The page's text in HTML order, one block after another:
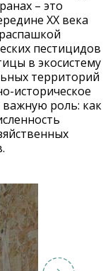
– это
XX века
пестицидов
в экосистему
территорий
историческое
важную роль: как